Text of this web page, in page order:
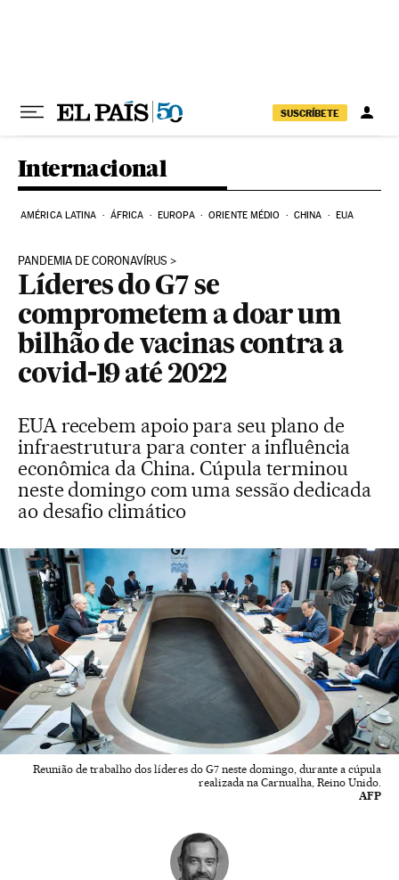
SUSCRÍBETE
Internacional
AMÉRICA LATINA ÁFRICA EUROPA ORIENTE MÉDIO CHINA EUA
PANDEMIA DE CORONAVÍRUS
Líderes do G7 se
comprometem a doar um
bilhão de vacinas contra a
covid-19 até 2022
EUA recebem apoio para seu plano de
infraestrutura para conter a influência
econômica da China. Cúpula terminou
neste domingo com uma sessão dedicada
ao desafio climático
Reunião de trabalho dos líderes do G7 neste domingo, durante a cúpula
realizada na Carnualha, Reino Unido.
AFP